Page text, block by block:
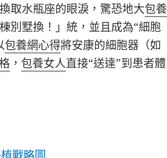
取水瓶座的眼淚，驚恐地大包養
別墅換！」統，並且成為“細胞
包養網心得將安康的細胞器（如
， 包養女人直接“送達”到患者體